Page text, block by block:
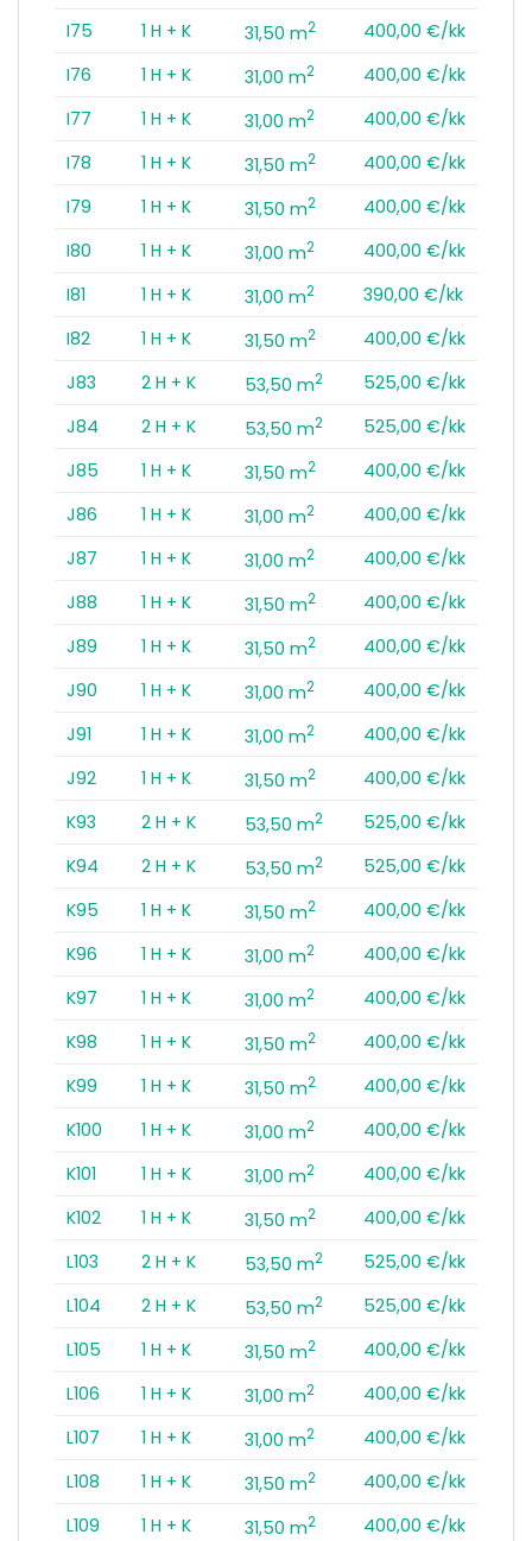
I75
1 H + K 31,50 m2
400,00 €/kk
I76
1 H + K 31,00 m2
400,00 €/kk
I77
1 H + K 31,00 m2
400,00 €/kk
I78
1 H + K 31,50 m2
400,00 €/kk
I79
1 H + K 31,50 m2
400,00 €/kk
I80
1 H + K 31,00 m2
400,00 €/kk
I81
1 H + K 31,00 m2
390,00 €/kk
I82
1 H + K 31,50 m2
400,00 €/kk
J83
2 H + K 53,50 m2
525,00 €/kk
J84
2 H + K 53,50 m2
525,00 €/kk
J85
1 H + K 31,50 m2
400,00 €/kk
J86
1 H + K 31,00 m2
400,00 €/kk
J87
1 H + K 31,00 m2
400,00 €/kk
J88
1 H + K 31,50 m2
400,00 €/kk
J89
1 H + K 31,50 m2
400,00 €/kk
J90
1 H + K 31,00 m2
400,00 €/kk
J91
1 H + K 31,00 m2
400,00 €/kk
J92
1 H + K 31,50 m2
400,00 €/kk
K93
2 H + K 53,50 m2
525,00 €/kk
K94
2 H + K 53,50 m2
525,00 €/kk
K95
1 H + K 31,50 m2
400,00 €/kk
K96
1 H + K 31,00 m2
400,00 €/kk
K97
1 H + K 31,00 m2
400,00 €/kk
K98
1 H + K 31,50 m2
400,00 €/kk
K99
1 H + K 31,50 m2
400,00 €/kk
K100
1 H + K 31,00 m2
400,00 €/kk
K101
1 H + K 31,00 m2
400,00 €/kk
K102
1 H + K 31,50 m2
400,00 €/kk
L103
2 H + K 53,50 m2
525,00 €/kk
L104
2 H + K 53,50 m2
525,00 €/kk
L105
1 H + K 31,50 m2
400,00 €/kk
L106
1 H + K 31,00 m2
400,00 €/kk
L107
1 H + K 31,00 m2
400,00 €/kk
L108
1 H + K 31,50 m2
400,00 €/kk
L109
1 H + K 31,50 m2
400,00 €/kk